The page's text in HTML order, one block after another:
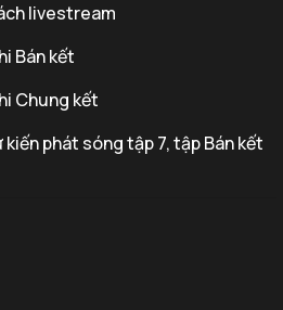
livestream
Bán kết
Chung kết
kiến phát sóng tập 7, tập Bán kết